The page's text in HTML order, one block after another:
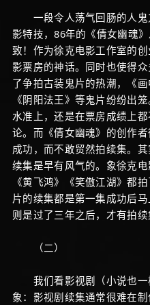
一段令人荡气回肠的人鬼
影特技，86年的《倩女幽魂
致！作为徐克电影工作室的
影票房的神话。同时也使得
了争拍古装鬼片的热潮，《
《阴阳法王》等鬼片纷纷出
水准上，还是在票房成绩上
论。而《倩女幽魂》的创作
成功，而不敢贸然拍续集。
续集是早有风气的。象徐克
《黄飞鸿》《笑傲江湖》都
片的续集都是第一集成功后
则是过了三年之后，才有拍续
（二）
我们看影视剧（小说也一
象：影视剧续集通常很难在